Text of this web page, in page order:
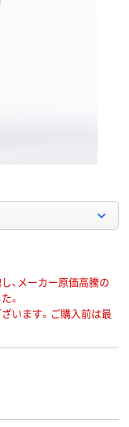
、メーカー原価高騰の
。
います。ご購入前は最